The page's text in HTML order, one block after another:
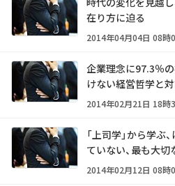
在り方に迫る
2014年04月04日 08時
企業理念に97.3％
けない経営哲学と
2014年02月21日 18時
「上司学」から学ぶ
ていない、最も大切
2014年02月12日 08時